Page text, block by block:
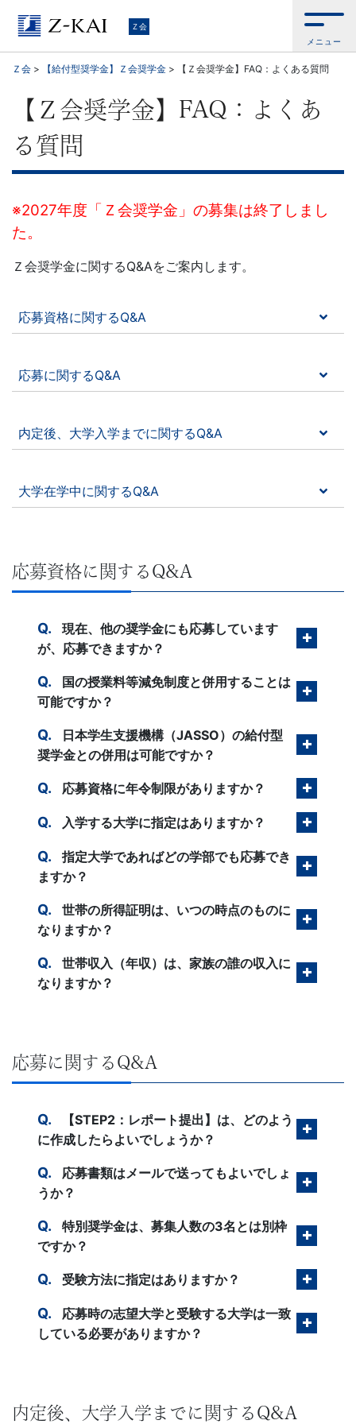
Ｚ
会
【公
式
サ
イ
ト】
ら
学
ぶ
こ
は、
が
て、
幼
児
生・
Ｚ会
メニュー
Ｚ会 > 【給付型奨学金】Ｚ会奨学金 > 【Ｚ会奨学金】FAQ：よくある質問
【Ｚ会奨学金】FAQ：よくあ
る質問
※2027年度「Ｚ会奨学金」の募集は終了しまし
た。
Ｚ会奨学金に関するQ&Aをご案内します。
応募資格に関するQ&A
応募に関するQ&A
内定後、大学入学までに関するQ&A
大学在学中に関するQ&A
応募資格に関するQ&A
現在、他の奨学金にも応募しています
が、応募できますか？
国の授業料等減免制度と併用することは
可能ですか？
日本学生支援機構（JASSO）の給付型
奨学金との併用は可能ですか？
応募資格に年令制限がありますか？
入学する大学に指定はありますか？
指定大学であればどの学部でも応募でき
ますか？
世帯の所得証明は、いつの時点のものに
なりますか？
世帯収入（年収）は、家族の誰の収入に
なりますか？
応募に関するQ&A
【STEP2：レポート提出】は、どのよう
に作成したらよいでしょうか？
応募書類はメールで送ってもよいでしょ
うか？
特別奨学金は、募集人数の3名とは別枠
ですか？
受験方法に指定はありますか？
応募時の志望大学と受験する大学は一致
している必要がありますか？
内定後、大学入学までに関するQ&A